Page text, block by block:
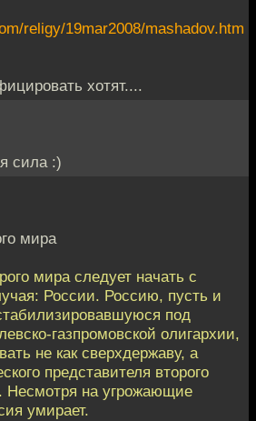
religy/19mar2008/mashadov.htm
хотят....
сила :)
мира
мира следует начать с
России. Россию, пусть и
под
газпромовской олигархии,
не как сверхдержаву, а
представителя второго
Несмотря на угрожающие
умирает.